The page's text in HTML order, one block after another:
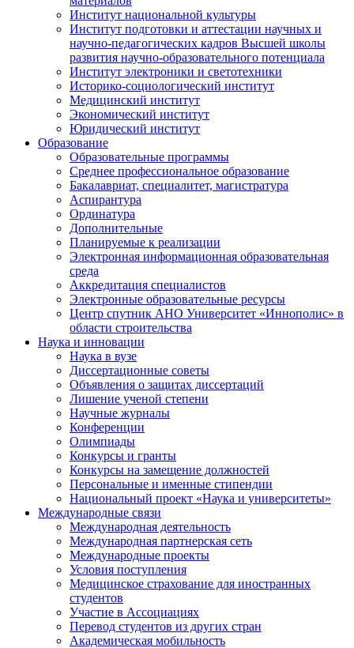
Институт национальной культуры
Институт подготовки и аттестации научных и
научно-педагогических кадров Высшей школы
развития научно-образовательного потенциала
Институт электроники и светотехники
Историко-социологический институт
Медицинский институт
Экономический институт
Юридический институт
Образование
Образовательные программы
Среднее профессиональное образование
Бакалавриат, специалитет, магистратура
Аспирантура
Ординатура
Дополнительные
Планируемые к реализации
Электронная информационная образовательная
среда
Аккредитация специалистов
Электронные образовательные ресурсы
Центр спутник АНО Университет «Иннополис» в
области строительства
Наука и инновации
Наука в вузе
Диссертационные советы
Объявления о защитах диссертаций
Лишение ученой степени
Научные журналы
Конференции
Олимпиады
Конкурсы и гранты
Конкурсы на замещение должностей
Персональные и именные стипендии
Национальный проект «Наука и университеты»
Международные связи
Международная деятельность
Международная партнерская сеть
Международные проекты
Условия поступления
Медицинское страхование для иностранных
студентов
Участие в Ассоциациях
Перевод студентов из других стран
Академическая мобильность